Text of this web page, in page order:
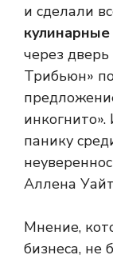
и сделали
через
Трибьюн»
панику
Аллена
Мнение,
бизнеса, не